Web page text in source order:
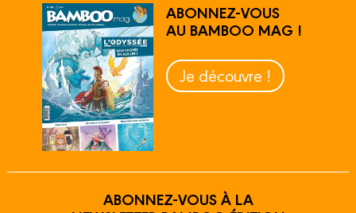
ABONNEZ-VOUS
AU BAMBOO MAG !
Je découvre !
ABONNEZ-VOUS À LA